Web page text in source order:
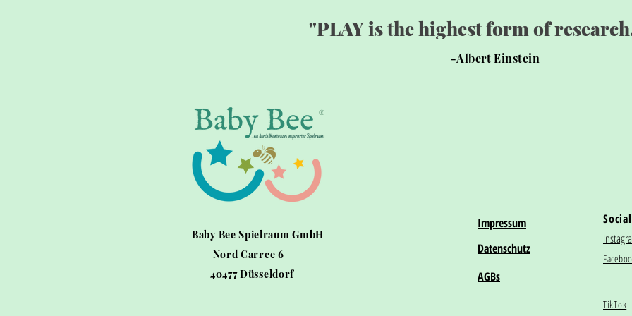
"PLAY is the highest form of
®
Baby Bee Spielraum GmbH
Nord Carree 6
40477 Düsseldorf
Impressum
Social
Datenschutz
AGBs
-Albert Einstein
TikTok